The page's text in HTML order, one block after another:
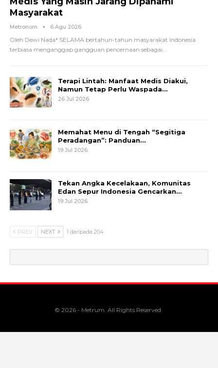
Masyarakat
Metronom 6 Agu 2026
Oleh Dewi Nada* SELAMA bertahun-tahun masyarakat Indonesia
terbiasa menganggap gangguan pencernaan sebagai
Terapi Lintah: Manfaat Medis Diakui,
Namun Tetap Perlu Waspada…
26 Jul 2026
Memahat Menu di Tengah “Segitiga
Peradangan”: Panduan…
19 Jul 2026
Tekan Angka Kecelakaan, Komunitas
Edan Sepur Indonesia Gencarkan…
19 Jul 2026
PREV NEXT 1 daripada 204
© 2026 - Metrum. All Rights Reserved.